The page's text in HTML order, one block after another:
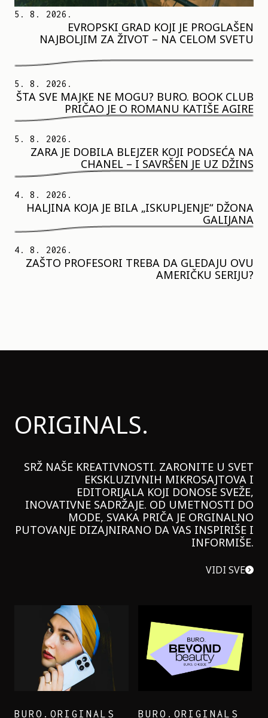
5. 8. 2026.
EVROPSKI GRAD KOJI JE PROGLAŠEN
NAJBOLJIM ZA ŽIVOT – NA CELOM SVETU
5. 8. 2026.
ŠTA SVE MAJKE NE MOGU? BURO. BOOK CLUB
PRIČAO JE O ROMANU KATIŠE AGIRE
5. 8. 2026.
ZARA JE DOBILA BLEJZER KOJI PODSEĆA NA
CHANEL – I SAVRŠEN JE UZ DŽINS
4. 8. 2026.
HALJINA KOJA JE BILA „ISKUPLJENJE“ DŽONA
GALIJANA
4. 8. 2026.
ZAŠTO PROFESORI TREBA DA GLEDAJU OVU
AMERIČKU SERIJU?
ORIGINALS.
SRŽ NAŠE KREATIVNOSTI. ZARONITE U SVET
EKSKLUZIVNIH MIKROSAJTOVA I
EDITORIJALA KOJI DONOSE SVEŽE,
INOVATIVNE SADRŽAJE. OD UMETNOSTI DO
MODE, SVAKA PRIČA JE ORGINALNO
PUTOVANJE DIZAJNIRANO DA VAS INSPIRIŠE I
INFORMIŠE.
VIDI SVE